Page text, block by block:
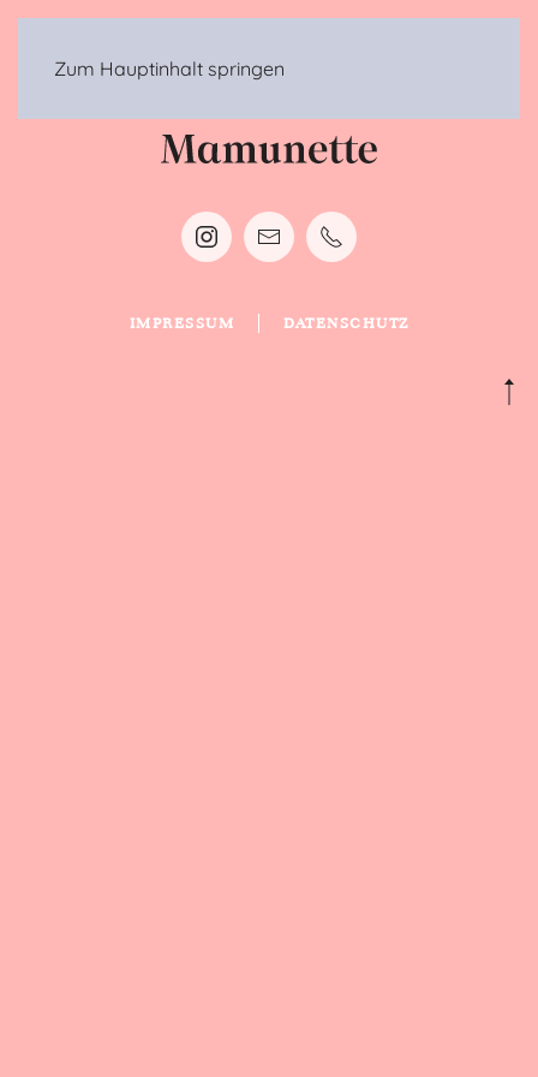
Zum Hauptinhalt springen
IMPRESSUM DATENSCHUTZ